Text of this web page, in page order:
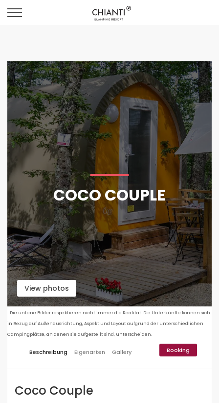
COCO COUPLE
View photos
Die untene Bilder respektieren nicht immer die Realität. Die Unterkünfte können sich
in Bezug auf Außenausrichtung, Aspekt und Layout aufgrund der unterschiedlichen
Campingplätze, an denen sie aufgestellt sind, unterscheiden.
Beschreibung Eigenarten Gallery Booking
Coco Couple